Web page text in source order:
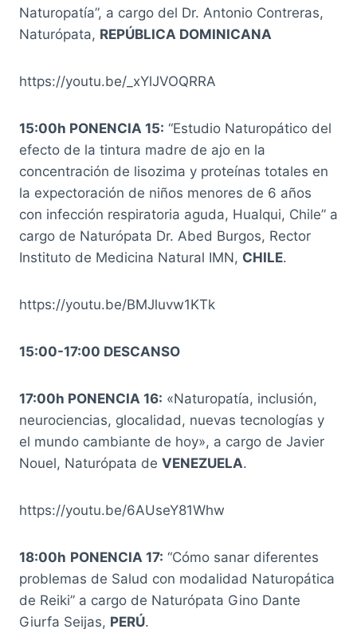
Naturopatía”, a cargo del Dr. Antonio Contreras,
Naturópata, REPÚBLICA DOMINICANA
https://youtu.be/_xYlJVOQRRA
15:00h PONENCIA 15: “Estudio Naturopático del
efecto de la tintura madre de ajo en la
concentración de lisozima y proteínas totales en
la expectoración de niños menores de 6 años
con infección respiratoria aguda, Hualqui, Chile” a
cargo de Naturópata Dr. Abed Burgos, Rector
Instituto de Medicina Natural IMN, CHILE.
https://youtu.be/BMJluvw1KTk
15:00-17:00 DESCANSO
17:00h PONENCIA 16: «Naturopatía, inclusión,
neurociencias, glocalidad, nuevas tecnologías y
el mundo cambiante de hoy», a cargo de Javier
Nouel, Naturópata de VENEZUELA.
https://youtu.be/6AUseY81Whw
18:00h PONENCIA 17: “Cómo sanar diferentes
problemas de Salud con modalidad Naturopática
de Reiki” a cargo de Naturópata Gino Dante
Giurfa Seijas, PERÚ.